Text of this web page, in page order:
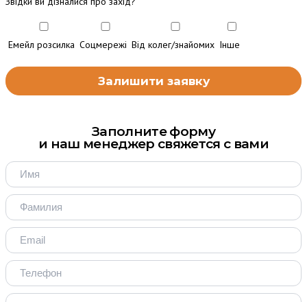
Емейл розсилка Соцмережі Від колег/знайомих Інше
Заполните форму
и наш менеджер свяжется с вами